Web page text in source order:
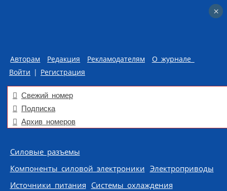
Авторам Редакция Рекламодателям
О журнале
Войти | Регистрация
Свежий номер
Подписка
Архив номеров
Skip to content
Силовые разъемы
Компоненты силовой электроники Электроприводы
Источники питания Системы охлаждения
×
×